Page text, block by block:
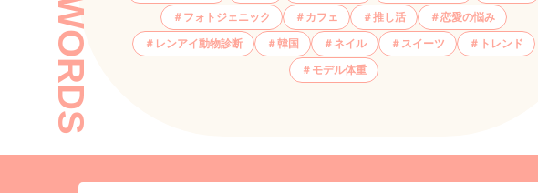
フォトジェニック カフェ 推し活 恋愛の悩み
レンアイ動物診断 韓国 ネイル スイーツ トレンド
モデル体重